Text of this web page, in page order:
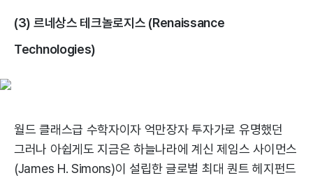
(3) 르네상스 테크놀로지스 (Renaissance
Technologies)
월드 클래스급 수학자이자 억만장자 투자가로 유명했던
그러나 아쉽게도 지금은 하늘나라에 계신 제임스 사이먼스
(James H. Simons)이 설립한 글로벌 최대 퀀트 헤지펀드